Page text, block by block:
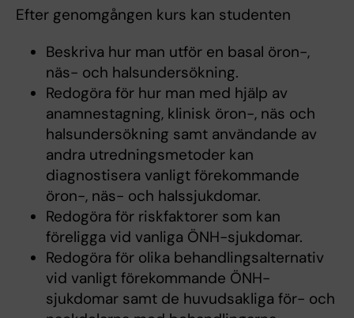
Efter genomgången kurs kan studenten
Beskriva hur man utför en basal öron-,
näs- och halsundersökning.
Redogöra för hur man med hjälp av
anamnestagning, klinisk öron-, näs och
halsundersökning samt användande av
andra utredningsmetoder kan
diagnostisera vanligt förekommande
öron-, näs- och halssjukdomar.
Redogöra för riskfaktorer som kan
föreligga vid vanliga ÖNH-sjukdomar.
Redogöra för olika behandlingsalternativ
vid vanligt förekommande ÖNH-
sjukdomar samt de huvudsakliga för- och